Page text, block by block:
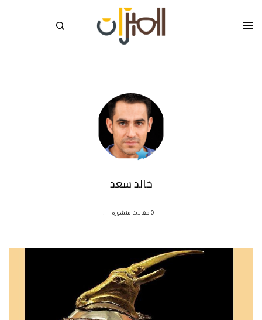
خالد سعد
0 مقالات منشوره .